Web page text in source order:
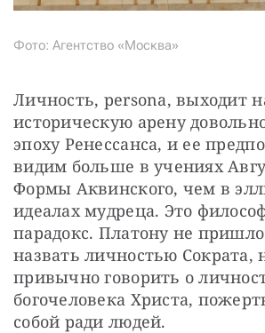
Фото: Агентство «Москва»
Личность, persona, выходит
историческую арену
эпоху Ренессанса, и ее
видим больше в учениях
Формы Аквинского, чем в
идеалах мудреца. Это
парадокс. Платону не
назвать личностью Сократа,
привычно говорить о
богочеловека Христа,
собой ради людей.